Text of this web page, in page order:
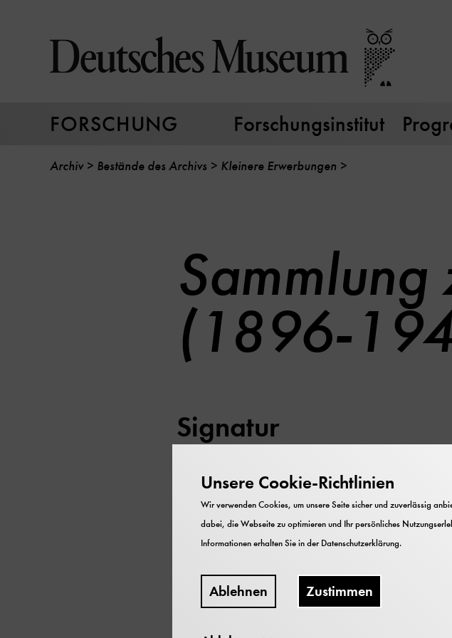
Seiteninhalt
springen
FORSCHUNG Forschungsinstitut
Archiv Bestände des Archivs Kleinere Erwerbungen
Sammlung
(1896-
Signatur
Inhalt
Zeichenhefte Udets, Fotografien zur
Udets
Datierung
Unsere Cookie-Richtlinien
Wir verwenden Cookies, um unsere Seite sicher und zuverlässig
dabei, die Webseite zu optimieren und Ihr persönliches
Informationen erhalten Sie in derDatenschutzerklärung.
Ablehnen Zustimmen